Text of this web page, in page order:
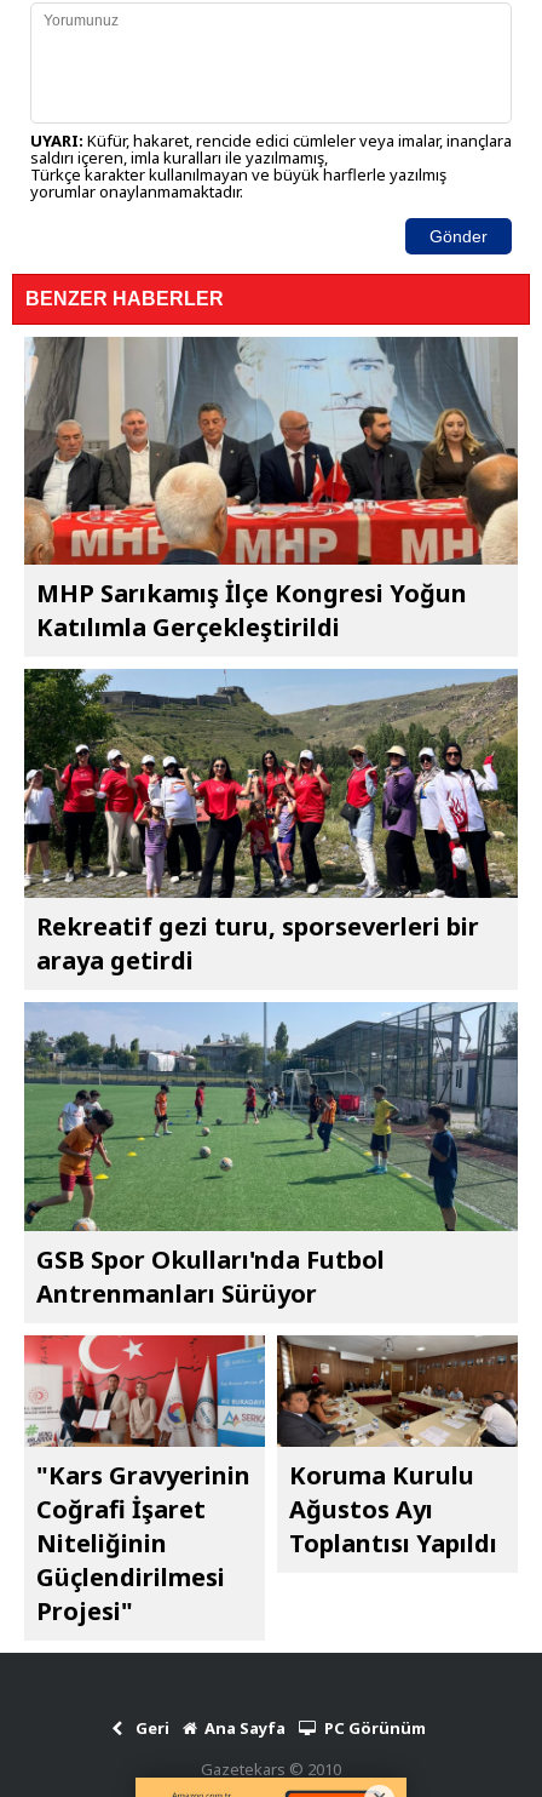
UYARI: Küfür, hakaret, rencide edici cümleler veya imalar, inançlara
saldırı içeren, imla kuralları ile yazılmamış,
Türkçe karakter kullanılmayan ve büyük harflerle yazılmış
yorumlar onaylanmamaktadır.
Gönder
BENZER HABERLER
MHP Sarıkamış İlçe Kongresi Yoğun
Katılımla Gerçekleştirildi
Rekreatif gezi turu, sporseverleri bir
araya getirdi
GSB Spor Okulları'nda Futbol
Antrenmanları Sürüyor
"Kars Gravyerinin
Coğrafi İşaret
Niteliğinin
Güçlendirilmesi
Projesi"
Koruma Kurulu
Ağustos Ayı
Toplantısı Yapıldı
Geri Ana Sayfa
PC Görünüm
Gazetekars © 2010